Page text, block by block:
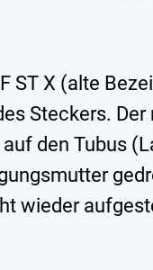
ST X (alte
Steckers.
den Tubus
wieder